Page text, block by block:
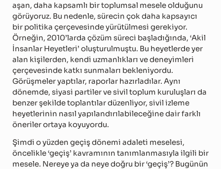
aşan, daha kapsamlı bir toplumsal mesele olduğunu
görüyoruz. Bu nedenle, sürecin çok daha kapsayıcı
bir politika çerçevesinde yürütülmesi gerekiyor.
Örneğin, 2010’larda çözüm süreci başladığında, ‘Akil
İnsanlar Heyetleri’ oluşturulmuştu. Bu heyetlerde yer
alan kişilerden, kendi uzmanlıkları ve deneyimleri
çerçevesinde katkı sunmaları bekleniyordu.
Görüşmeler yaptılar, raporlar hazırladılar. Aynı
dönemde, siyasi partiler ve sivil toplum kuruluşları da
benzer şekilde toplantılar düzenliyor, sivil izleme
heyetlerinin nasıl yapılandırılabileceğine dair farklı
öneriler ortaya koyuyordu.
Şimdi o yüzden geçiş dönemi adaleti meselesi,
öncelikle ‘geçiş’ kavramının tanımlanmasıyla ilgili bir
mesele. Nereye ya da neye doğru bir ‘geçiş’? Bugünün